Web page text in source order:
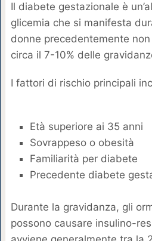
Il diabete gestazionale è
glicemia che si manifesta
donne precedentemente
circa il 7-10% delle
I fattori di rischio principali
Età superiore ai 35 anni
Sovrappeso o obesità
Familiarità per diabete
Precedente diabete
Durante la gravidanza, gli
possono causare insulino-